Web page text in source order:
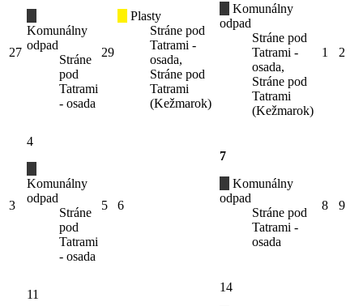
27
Komunálny
odpad
Stráne
pod
Tatrami
- osada
29
Plasty
Stráne pod
Tatrami -
osada,
Stráne pod
Tatrami
(Kežmarok)
Komunálny
odpad
Stráne pod
Tatrami -
osada,
Stráne pod
Tatrami
(Kežmarok)
1 2
3
4
Komunálny
odpad
Stráne
pod
Tatrami
- osada
5 6
7
Komunálny
odpad
Stráne pod
Tatrami -
osada
8 9
11
14